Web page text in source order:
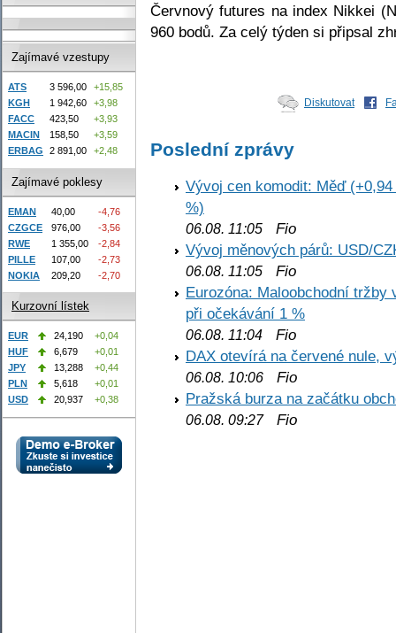
Červnový futures na index Nikkei
960 bodů. Za celý týden si připsal
Diskutovat
Poslední zprávy
Vývoj cen komodit: Měď
%)
06.08. 11:05 Fio
Vývoj měnových párů: USD/
06.08. 11:05 Fio
Eurozóna: Maloobchodní
při očekávání 1 %
06.08. 11:04 Fio
DAX otevírá na červené nule,
06.08. 10:06 Fio
Pražská burza na začátku
06.08. 09:27Fio
Zajímavé vzestupy
ATS 3 596,00
+15,85
KGH
1 942,60
+3,98
FACC
423,50
+3,93
MACIN
158,50
+3,59
ERBAG
2 891,00 +2,48
Zajímavé poklesy
EMAN 40,00
-4,76
CZGCE
976,00
-3,56
RWE
1 355,00
-2,84
PILLE
107,00
-2,73
NOKIA
209,20 -2,70
Kurzovní lístek
EUR 24,190
+0,04
HUF
6,679
+0,01
JPY
13,288
+0,44
PLN
5,618
+0,01
USD
20,937 +0,38